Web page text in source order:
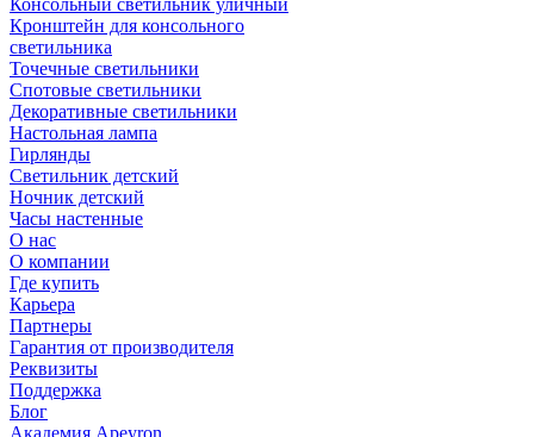
Консольный светильник уличный
Кронштейн для консольного
светильника
Точечные светильники
Спотовые светильники
Декоративные светильники
Настольная лампа
Гирлянды
Светильник детский
Ночник детский
Часы настенные
О нас
О компании
Где купить
Карьера
Партнеры
Гарантия от производителя
Реквизиты
Поддержка
Блог
Академия Apeyron